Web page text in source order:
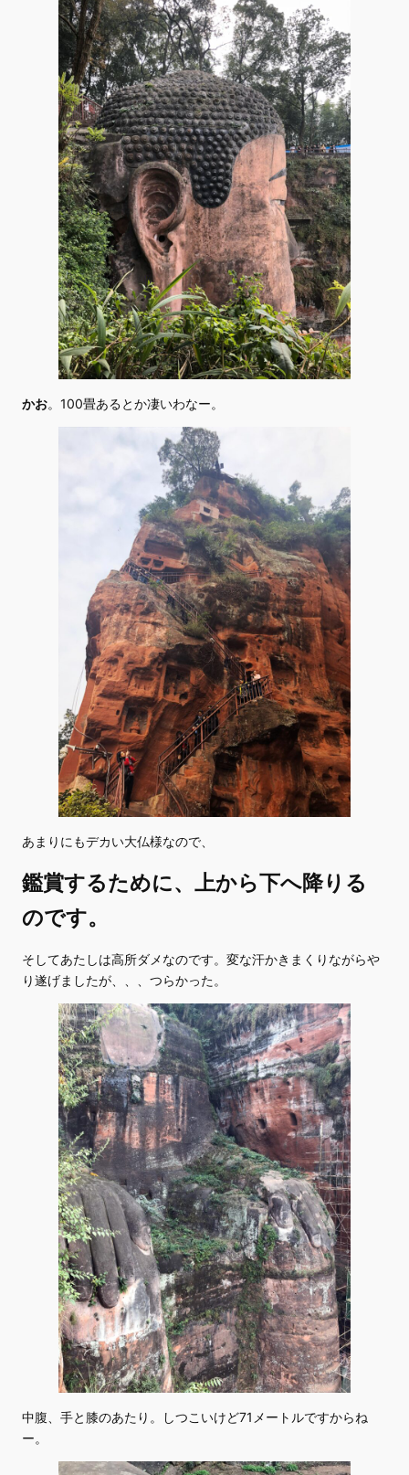
かお。100畳あるとか凄いわなー。
あまりにもデカい大仏様なので、
鑑賞するために、上から下へ降りる
のです。
そしてあたしは高所ダメなのです。変な汗かきまくりながらや
り遂げましたが、、、つらかった。
中腹、手と膝のあたり。しつこいけど71メートルですからね
ー。